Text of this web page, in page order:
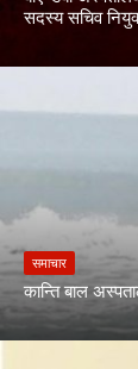
सदस्य सचिव
समाचार
कान्ति बाल